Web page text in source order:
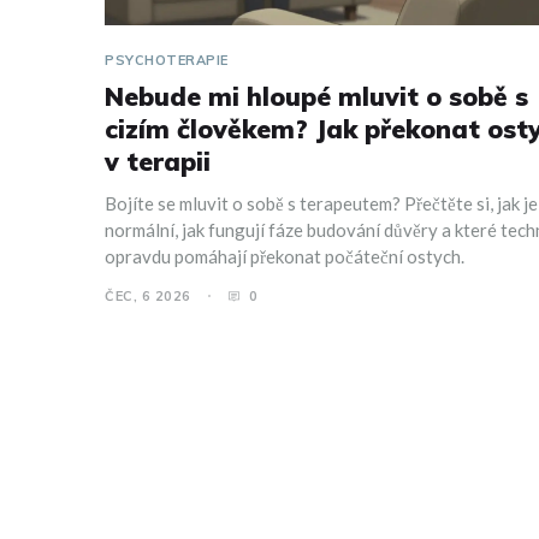
PSYCHOTERAPIE
Nebude mi hloupé mluvit o sobě s
cizím člověkem? Jak překonat
v terapii
Bojíte se mluvit o sobě s terapeutem? Přečtěte si, jak
normální, jak fungují fáze budování důvěry a které
opravdu pomáhají překonat počáteční ostych.
ČEC, 6 2026 0